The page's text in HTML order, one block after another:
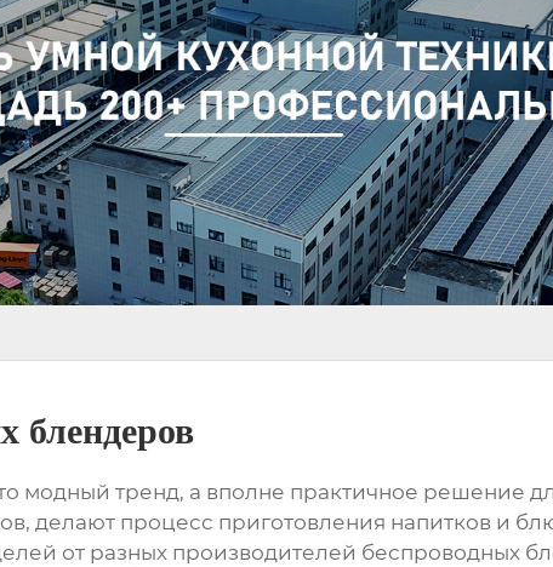
блендеров
модный тренд, а вполне практичное решение
делают процесс приготовления напитков и
от разных производителей беспроводных